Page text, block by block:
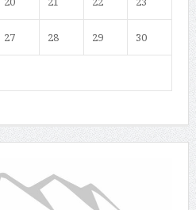
27 28 29 30